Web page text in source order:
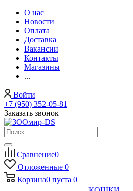
О нас
Новости
Оплата
Доставка
Вакансии
Контакты
Магазины
...
Войти
+7 (950) 352-05-81
Заказать звонок
Сравнение0
Отложенные 0
Корзина0 пуста 0